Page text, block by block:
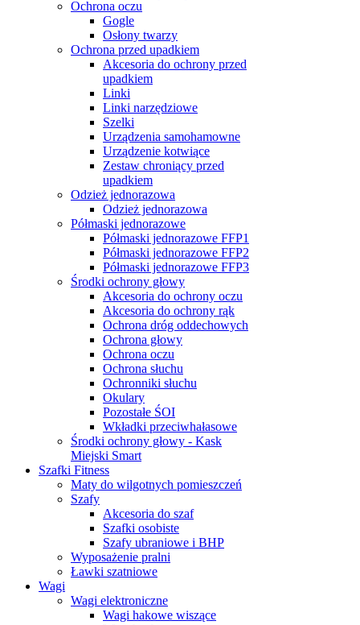
Ochrona oczu
Gogle
Osłony twarzy
Ochrona przed upadkiem
Akcesoria do ochrony przed
upadkiem
Linki
Linki narzędziowe
Szelki
Urządzenia samohamowne
Urządzenie kotwiące
Zestaw chroniący przed
upadkiem
Odzież jednorazowa
Odzież jednorazowa
Półmaski jednorazowe
Półmaski jednorazowe FFP1
Półmaski jednorazowe FFP2
Półmaski jednorazowe FFP3
Środki ochrony głowy
Akcesoria do ochrony oczu
Akcesoria do ochrony rąk
Ochrona dróg oddechowych
Ochrona głowy
Ochrona oczu
Ochrona słuchu
Ochronniki słuchu
Okulary
Pozostałe ŚOI
Wkładki przeciwhałasowe
Środki ochrony głowy - Kask
Miejski Smart
Szafki Fitness
Maty do wilgotnych pomieszczeń
Szafy
Akcesoria do szaf
Szafki osobiste
Szafy ubraniowe i BHP
Wyposażenie pralni
Ławki szatniowe
Wagi
Wagi elektroniczne
Wagi hakowe wiszące